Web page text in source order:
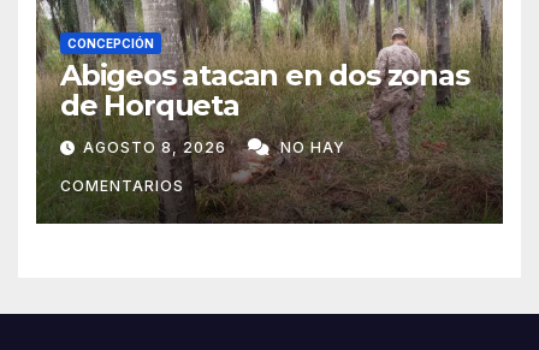
CONCEPCIÓN
Abigeos atacan en dos zonas
de Horqueta
AGOSTO 8, 2026 NO HAY
COMENTARIOS